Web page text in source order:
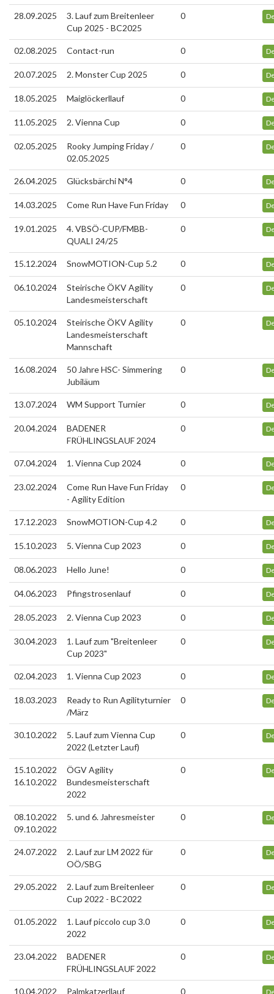
28.09.2025
3. Lauf zum Breitenleer
Cup 2025 - BC2025
0
02.08.2025 Contact-run 0
20.07.2025 2. Monster Cup 2025 0
18.05.2025 Maiglöckerllauf 0
11.05.2025 2. Vienna Cup 0
02.05.2025
Rooky Jumping Friday /
02.05.2025
0
26.04.2025 Glücksbärchi N°4 0
14.03.2025 Come Run Have Fun Friday 0
19.01.2025
4. VBSÖ-CUP/FMBB-
QUALI 24/25
0
15.12.2024 SnowMOTION-Cup 5.2 0
06.10.2024
Steirische ÖKV Agility
Landesmeisterschaft
0
05.10.2024
Steirische ÖKV Agility
Landesmeisterschaft
Mannschaft
0
16.08.2024
50 Jahre HSC- Simmering
Jubiläum
0
13.07.2024 WM Support Turnier 0
20.04.2024
BADENER
FRÜHLINGSLAUF 2024
0
07.04.2024 1. Vienna Cup 2024 0
23.02.2024
Come Run Have Fun Friday
- Agility Edition
0
17.12.2023 SnowMOTION-Cup 4.2 0
15.10.2023 5. Vienna Cup 2023 0
08.06.2023 Hello June! 0
04.06.2023 Pfingstrosenlauf 0
28.05.2023 2. Vienna Cup 2023 0
30.04.2023
1. Lauf zum "Breitenleer
Cup 2023"
0
02.04.2023 1. Vienna Cup 2023 0
18.03.2023
Ready to Run Agilityturnier
/März
0
30.10.2022
5. Lauf zum Vienna Cup
2022 (Letzter Lauf)
0
15.10.2022
16.10.2022
ÖGV Agility
Bundesmeisterschaft
2022
0
08.10.2022
09.10.2022
5. und 6. Jahresmeister 0
24.07.2022
2. Lauf zur LM 2022 für
OÖ/SBG
0
29.05.2022
2. Lauf zum Breitenleer
Cup 2022 - BC2022
0
01.05.2022
1. Lauf piccolo cup 3.0
2022
0
23.04.2022
BADENER
FRÜHLINGSLAUF 2022
0
10.04.2022 Palmkatzerllauf 0